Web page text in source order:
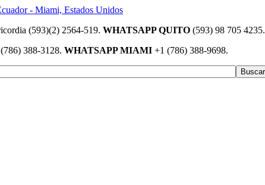
(593)(2) 2564-519. WHATSAPP QUITO (593) 98 705 4235.
(786) 388-3128. WHATSAPP MIAMI +1 (786) 388-9698.